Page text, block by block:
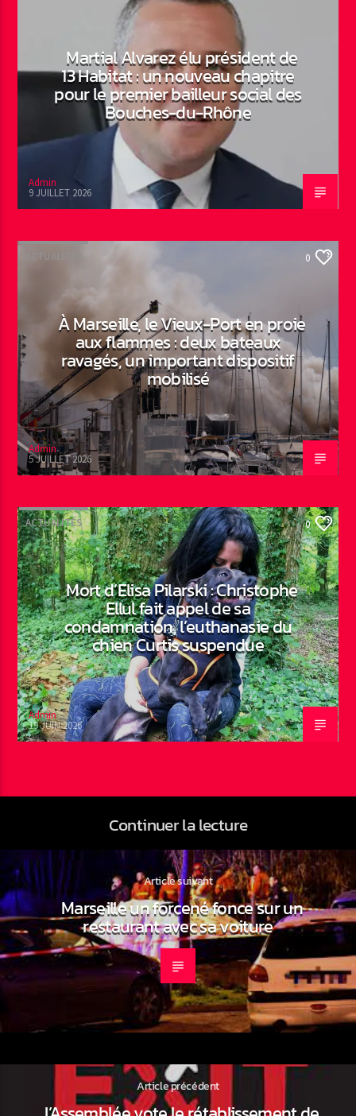
Martial Alvarez élu président de
13 Habitat : un nouveau chapitre
pour le premier bailleur social des
Bouches-du-Rhône
Admin
9 JUILLET 2026
ACTUALITÉS 0
À Marseille, le Vieux-Port en proie
aux flammes : deux bateaux
ravagés, un important dispositif
mobilisé
Admin
5 JUILLET 2026
ACTUALITÉS 0
Mort d’Elisa Pilarski : Christophe
Ellul fait appel de sa
condamnation, l’euthanasie du
chien Curtis suspendue
Admin
19 JUIN 2026
Continuer la lecture
Article suivant
Marseille un forcené fonce sur un
restaurant avec sa voiture
Article précédent